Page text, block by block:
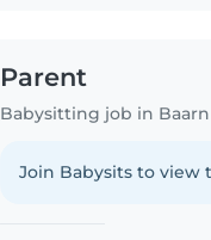
Parent
Babysitting job in Baarn
Join Babysits to view